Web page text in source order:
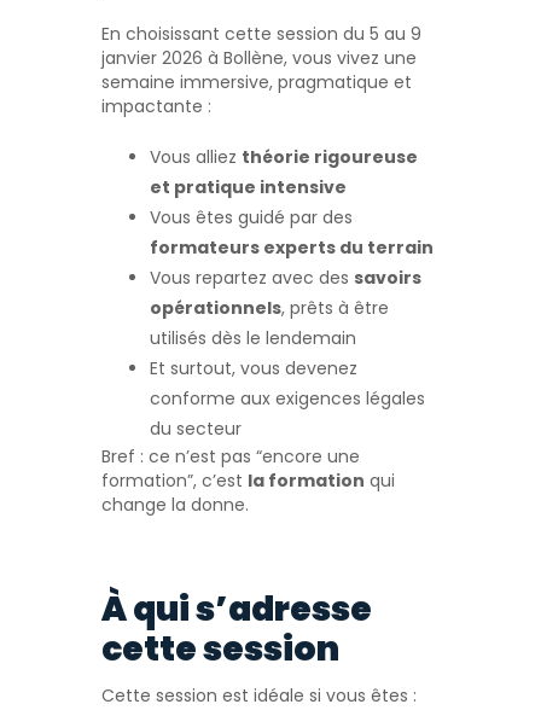
En choisissant cette session du 5 au 9
janvier 2026 à Bollène, vous vivez une
semaine immersive, pragmatique et
impactante :
Vous alliez théorie rigoureuse
et pratique intensive
Vous êtes guidé par des
formateurs experts du terrain
Vous repartez avec des savoirs
opérationnels, prêts à être
utilisés dès le lendemain
Et surtout, vous devenez
conforme aux exigences légales
du secteur
Bref : ce n’est pas “encore une
formation”, c’est la formation qui
change la donne.
À qui s’adresse
cette session
Cette session est idéale si vous êtes :